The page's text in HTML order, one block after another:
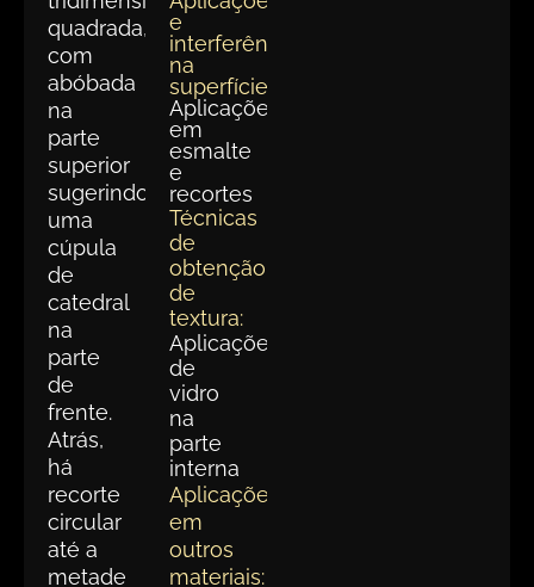
quadrada,
com
abóbada
na
parte
superior
sugerindo
uma
cúpula
de
catedral
na
parte
de
frente.
Atrás,
há
recorte
circular
até a
metade
e
interferências
na
superfície:
Aplicações
em
esmalte
e
recortes
Técnicas
de
obtenção
de
textura:
Aplicações
de
vidro
na
parte
interna
Aplicações
em
outros
materiais: